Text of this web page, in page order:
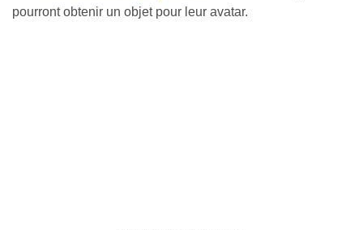
pourront obtenir un objet pour leur avatar.